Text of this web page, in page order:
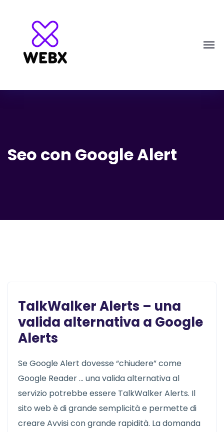
Seo con Google Alert
TalkWalker Alerts – una
valida alternativa a Google
Alerts
Se Google Alert dovesse “chiudere” come
Google Reader … una valida alternativa al
servizio potrebbe essere TalkWalker Alerts. Il
sito web è di grande semplicità e permette di
creare Avvisi con grande rapidità. La domanda